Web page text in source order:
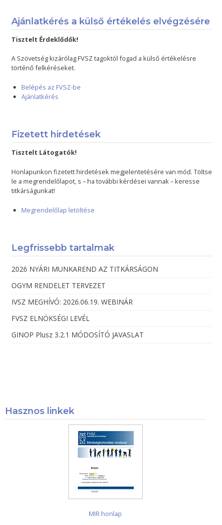
Ajánlatkérés a külső értékelés elvégzésére
Tisztelt Érdeklődők!
A Szövetség kizárólag FVSZ tagoktól fogad a külső értékelésre
történő felkéréseket.
Belépés az FVSZ-be
Ajánlatkérés
Fizetett hirdetések
Tisztelt Látogatók!
Honlapunkon fizetett hirdetések megjelentetésére van mód. Töltse
le a megrendelőlapot, s – ha további kérdései vannak – keresse
titkárságunkat!
Megrendelőlap letöltése
Legfrissebb tartalmak
2026 NYÁRI MUNKAREND AZ TITKÁRSÁGON
OGYM RENDELET TERVEZET
IVSZ MEGHÍVÓ: 2026.06.19. WEBINÁR
FVSZ ELNÖKSÉGI LEVÉL
GINOP Plusz 3.2.1 MÓDOSÍTÓ JAVASLAT
Hasznos linkek
MIR honlap